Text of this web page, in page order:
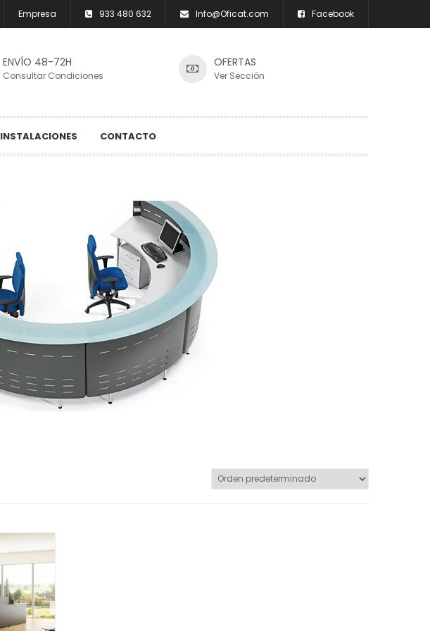
Empresa 933 480 632 Info@Oficat.com Facebook
ENVÍO 48-72H
Consultar Condiciones
OFERTAS
Ver Sección
INSTALACIONES CONTACTO